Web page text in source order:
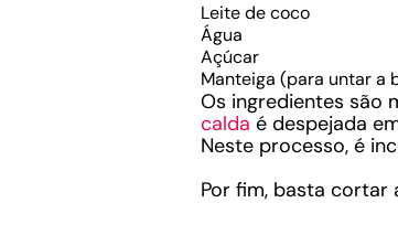
Leite de coco
Água
Açúcar
Manteiga (para untar a
Os ingredientes são
calda é despejada
Neste processo, é
Por fim, basta cortar